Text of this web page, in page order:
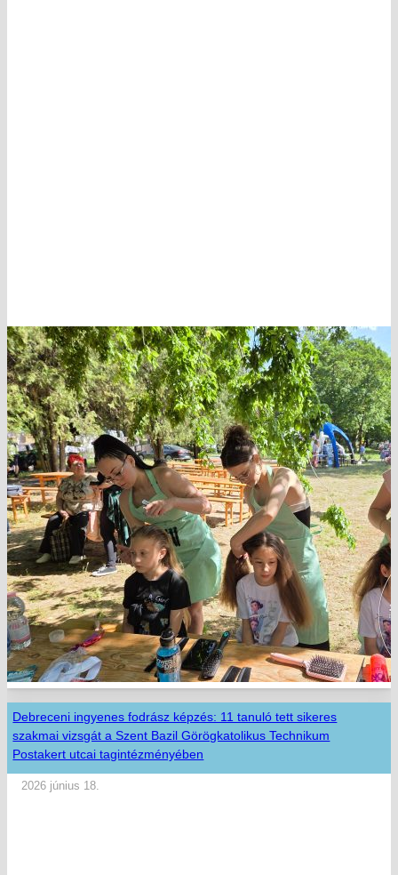
Debreceni ingyenes fodrász képzés: 11 tanuló tett sikeres
szakmai vizsgát a Szent Bazil Görögkatolikus Technikum
Postakert utcai tagintézményében
2026 június 18.